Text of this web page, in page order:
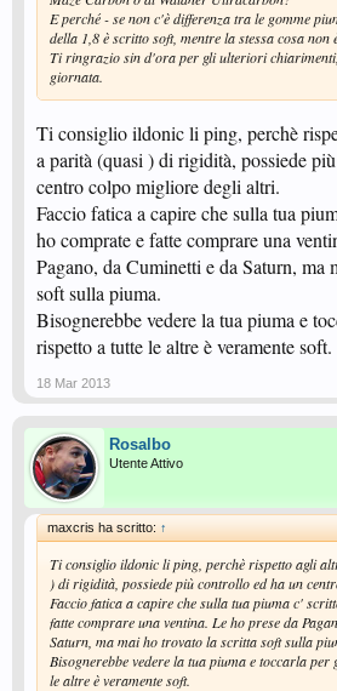
E perché - se non c'è differenza tra le gomme
della 1,8 è scritto soft, mentre la stessa cosa non
Ti ringrazio sin d'ora per gli ulteriori
giornata.
Ti consiglio ildonic li ping, perchè
a parità (quasi ) di rigidità, possiede
centro colpo migliore degli altri.
Faccio fatica a capire che sulla tua
ho comprate e fatte comprare una
Pagano, da Cuminetti e da Saturn, ma
soft sulla piuma.
Bisognerebbe vedere la tua piuma e
rispetto a tutte le altre è veramente soft.
18 Mar 2013
Rosalbo
Utente Attivo
maxcris ha scritto: ↑
Ti consiglio ildonic li ping, perchè rispetto agli
) di rigidità, possiede più controllo ed ha un
Faccio fatica a capire che sulla tua piuma c'
fatte comprare una ventina. Le ho prese da
Saturn, ma mai ho trovato la scritta soft sulla
Bisognerebbe vedere la tua piuma e toccarla
le altre è veramente soft.